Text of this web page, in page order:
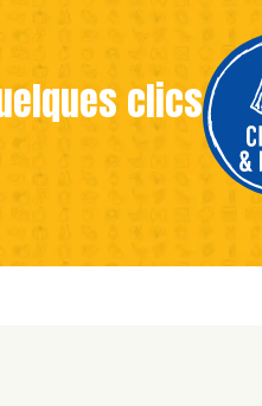
clics